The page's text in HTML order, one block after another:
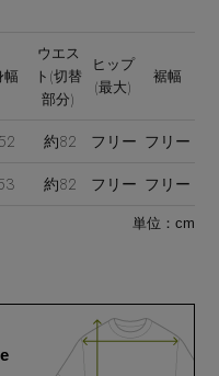
Loop
幅
ウエス
ト(切替
部分)
ヒップ
(最大)
裾幅
約82 フリー フリー
約82 フリー フリー
単位：cm